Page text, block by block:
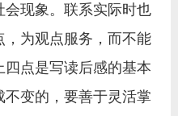
现象。联系实际时也
为观点服务，而不能
点是写读后感的基本
变的，要善于灵活掌